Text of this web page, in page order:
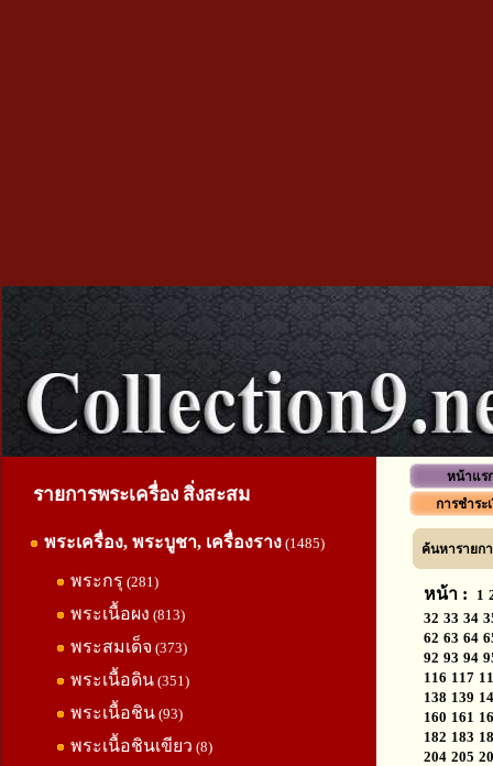
รายการพระเครื่อง สิ่งสะสม
พระเครื่อง, พระบูชา, เครื่องราง (1485)
พระกรุ (281)
พระเนื้อผง (813)
พระสมเด็จ (373)
พระเนื้อดิน (351)
พระเนื้อชิน (93)
พระเนื้อชินเขียว (8)
หน้าแร
การชำระ
ค้นหารายก
หน้า : 1
32 33 34
62 63 64
92 93 94
116 117
138 139
160 161
182 183
204 205